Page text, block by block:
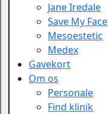
Jane Iredale
Save My Face
Mesoestetic
Medex
Gavekort
Om os
Personale
Find klinik